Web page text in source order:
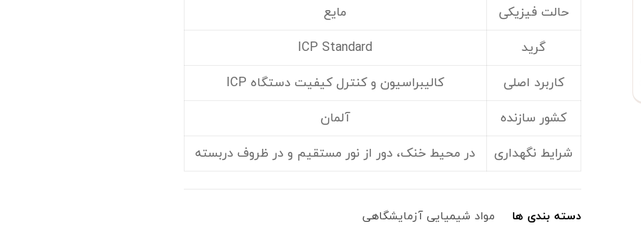
حالت فیزیکی مایع
گرید ICP Standard
کاربرد اصلی کالیبراسیون و کنترل کیفیت دستگاه ICP
کشور سازنده آلمان
شرایط نگهداری در محیط خنک، دور از نور مستقیم و در ظروف دربسته
دسته بندی ها مواد شیمیایی آزمایشگاهی